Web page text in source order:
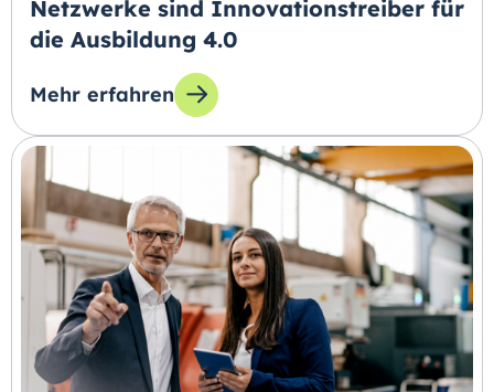
Netzwerke sind Innovationstreiber für
die Ausbildung 4.0
Mehr erfahren
zum Thema: Netzwerke sind